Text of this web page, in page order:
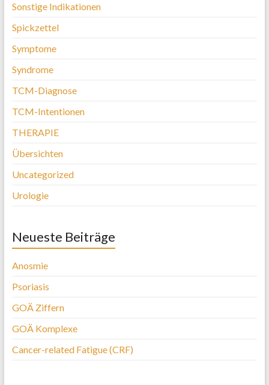
Sonstige Indikationen
Spickzettel
Symptome
Syndrome
TCM-Diagnose
TCM-Intentionen
THERAPIE
Übersichten
Uncategorized
Urologie
Neueste Beiträge
Anosmie
Psoriasis
GOÄ Ziffern
GOÄ Komplexe
Cancer-related Fatigue (CRF)